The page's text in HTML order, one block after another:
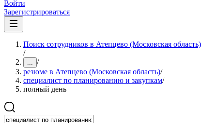
Войти
Зарегистрироваться
Поиск сотрудников в Атепцево (Московская область)
/
... /
резюме в Атепцево (Московская область)/
специалист по планированию и закупкам/
полный день